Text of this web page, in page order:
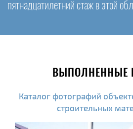
пятнадцатилетний стаж в этой
ВЫПОЛНЕННЫЕ
Каталог фотографий
строительных